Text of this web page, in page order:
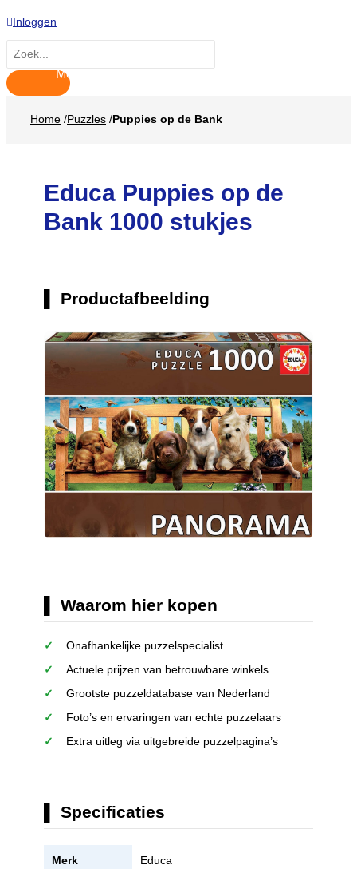
naar
de
inhoud
Inloggen
naar:
Home /Puzzles / Puppies op de Bank
Educa Puppies op de
Bank 1000 stukjes
Productafbeelding
Waarom hier kopen
Onafhankelijke puzzelspecialist
Actuele prijzen van betrouwbare winkels
Grootste puzzeldatabase van Nederland
Foto’s en ervaringen van echte puzzelaars
Extra uitleg via uitgebreide puzzelpagina’s
Specificaties
Merk Educa